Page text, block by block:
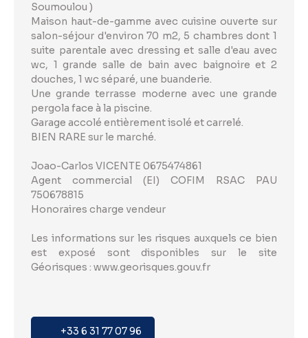
Soumoulou )
Maison haut-de-gamme avec cuisine ouverte sur
salon-séjour d'environ 70 m2, 5 chambres dont 1
suite parentale avec dressing et salle d'eau avec
wc, 1 grande salle de bain avec baignoire et 2
douches, 1 wc séparé, une buanderie.
Une grande terrasse moderne avec une grande
pergola face à la piscine.
Garage accolé entièrement isolé et carrelé.
BIEN RARE sur le marché.
Joao-Carlos VICENTE 0675474861
Agent commercial (EI) COFIM RSAC PAU
750678815
Honoraires charge vendeur
Les informations sur les risques auxquels ce bien
est exposé sont disponibles sur le site
Géorisques : www.georisques.gouv.fr
+33 6 31 77 07 96